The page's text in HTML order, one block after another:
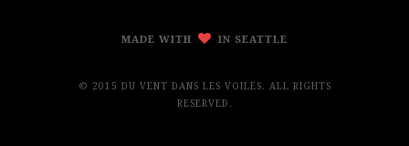
MADE WITH IN SEATTLE
© 2015 DU VENT DANS LES VOILES. ALL RIGHTS
RESERVED.